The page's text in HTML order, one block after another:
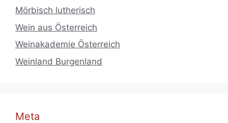
Mörbisch lutherisch
Wein aus Österreich
Weinakademie Österreich
Weinland Burgenland
Meta